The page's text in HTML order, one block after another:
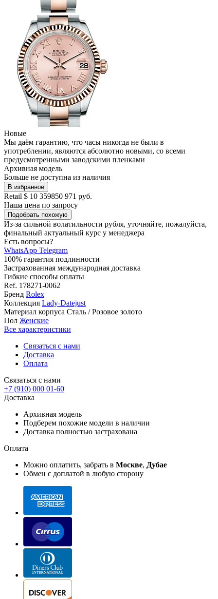
Новые
Мы даём гарантию, что часы никогда не были в
употреблении, являются абсолютно новыми, со всеми
предусмотренными заводскими пленками
Архивная модель
Больше не доступна из наличия
В избранное
Retail $ 10 359850 971 руб.
Наша цена по запросу
Подобрать похожую
Из-за сильной волатильности рубля, уточняйте, пожалуйста,
финальный актуальный курс у менеджера
Есть вопросы?
WhatsApp Telegram
100% гарантия подлинности
Застрахованная международная доставка
Гибкие способы оплаты
Ref. 178271-0062
Бренд Rolex
Коллекция Lady-Datejust
Материал корпуса Сталь / Розовое золото
Пол Женские
Все характеристики
Связаться с нами
Доставка
Оплата
Связаться с нами
+7 (910) 000 01-60
Доставка
Архивная модель
Подберем похожие модели в наличии
Доставка полностью застрахована
Оплата
Можно оплатить, забрать в Москве, Дубае
Обмен с доплатой в любую сторону